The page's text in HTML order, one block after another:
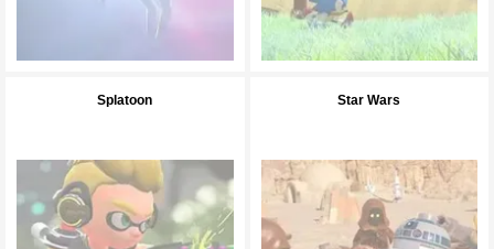
Splatoon Star Wars